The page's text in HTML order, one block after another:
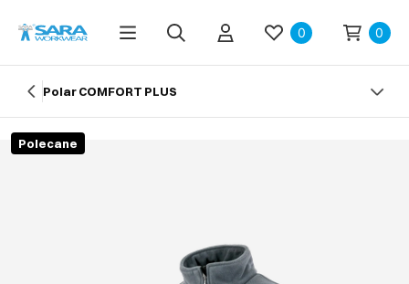
0 0
Polar COMFORT PLUS
Polecane